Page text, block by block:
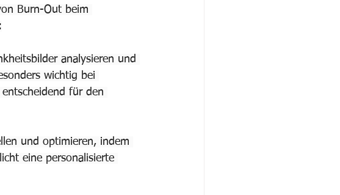
Burn-Out beim
analysieren und
wichtig bei
für den
und optimieren, indem
eine personalisierte